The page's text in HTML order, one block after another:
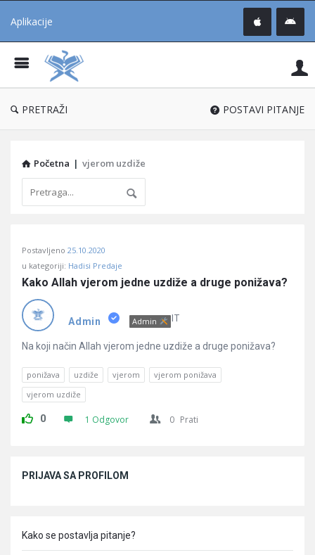
Aplikacije
®
PRETRAŽI POSTAVI PITANJE
Početna | vjerom uzdiže
Učene
Latest
Pitanja
Postavljeno 25.10.2020
u kategoriji: Hadisi Predaje
Kako Allah vjerom jedne uzdiže a druge ponižava?
Admin Admin IT
Na koji način Allah vjerom jedne uzdiže a druge ponižava?
ponižava uzdiže vjerom
vjerom ponižava
vjerom uzdiže
0 1 Odgovor 0 Prati
PRIJAVA SA PROFILOM
Kako se postavlja pitanje?